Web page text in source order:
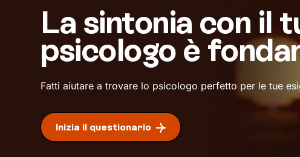
La sintonia con il
psicologo è
Fatti aiutare a trovare lo psicologo perfetto per le tue
Inizia il questionario